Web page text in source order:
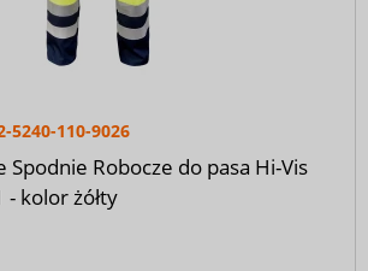
5240-110-9026
Spodnie Robocze do pasa Hi-Vis
- kolor żółty